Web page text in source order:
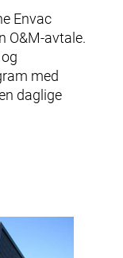
Envac
O&M‑avtale.
med
daglige